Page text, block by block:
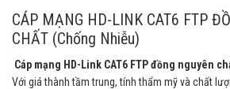
CÁP MẠNG HD-LINK CAT6 FTP
CHẤT (Chống Nhiễu)
Cáp mạng HD-Link CAT6 FTP đồng nguyên
Với giá thành tầm trung, tính thẩm mỹ và chất